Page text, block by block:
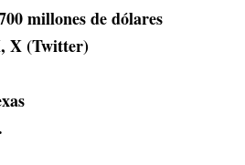
millones de dólares
X (Twitter)